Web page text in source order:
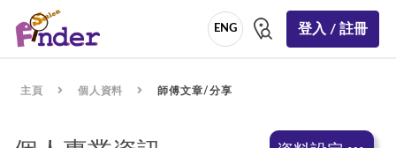
ENG 登入 / 註冊
主頁 個人資料 師傅文章/分享